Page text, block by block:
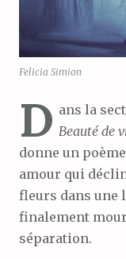
Felicia Simion
D ans la
Beauté de
donne un
amour qui
fleurs dans une
finalement
séparation.